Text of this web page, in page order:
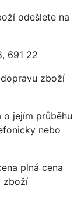
odešlete na
691 22
zboží
o jejím průběhu
nebo
plná cena
zboží